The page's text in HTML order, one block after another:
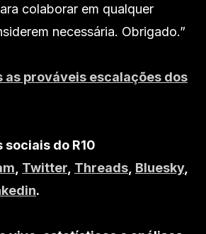
colaborar em qualquer
necessária. Obrigado.”
as prováveis escalações dos
sociais do R10
Twitter Threads Bluesky,
.